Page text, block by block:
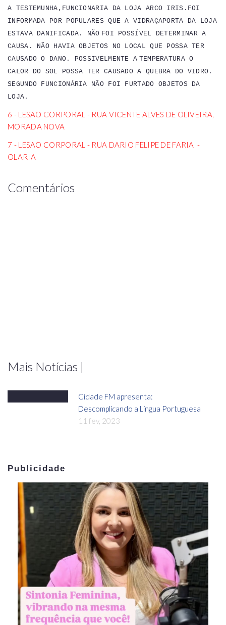
A TESTEMUNHA,FUNCIONARIA DA LOJA ARCO IRIS.FOI
INFORMADA POR POPULARES QUE A VIDRAÇAPORTA DA LOJA
ESTAVA DANIFICADA. NÃO FOI POSSÍVEL DETERMINAR A
CAUSA. NÃO HAVIA OBJETOS NO LOCAL QUE POSSA TER
CAUSADO O DANO. POSSIVELMENTE A TEMPERATURA O
CALOR DO SOL POSSA TER CAUSADO A QUEBRA DO VIDRO.
SEGUNDO FUNCIONÁRIA NÃO FOI FURTADO OBJETOS DA
LOJA.
6 - LESAO CORPORAL - RUA VICENTE ALVES DE OLIVEIRA,
MORADA NOVA
7 - LESAO CORPORAL - RUA DARIO FELIPE DE FARIA -
OLARIA
Comentários
Mais Notícias |
Cidade FM apresenta:
Descomplicando a Língua Portuguesa
11 fev, 2023
Publicidade